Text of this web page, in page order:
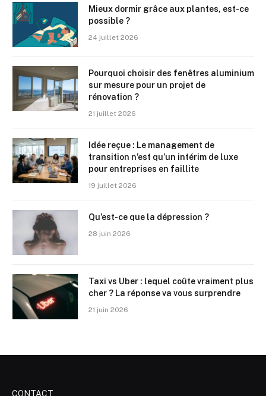
Mieux dormir grâce aux plantes, est-ce
possible ?
24 juillet 2026
Pourquoi choisir des fenêtres aluminium
sur mesure pour un projet de
rénovation ?
21 juillet 2026
Idée reçue : Le management de
transition n’est qu’un intérim de luxe
pour entreprises en faillite
19 juillet 2026
Qu’est-ce que la dépression ?
28 juin 2026
Taxi vs Uber : lequel coûte vraiment plus
cher ? La réponse va vous surprendre
21 juin 2026
CONTACT